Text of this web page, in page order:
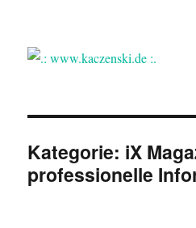
.:
Kategorie: iX
professionelle